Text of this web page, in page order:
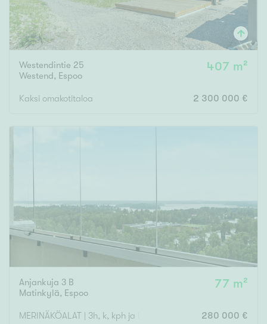
Westendintie 25
Westend, Espoo
407 m²
Kaksi omakotitaloa 2 300 000 €
Anjankuja 3 B
Matinkylä, Espoo
77 m²
MERINÄKÖALAT | 3h, k, kph ja las. parveke 280 000 €